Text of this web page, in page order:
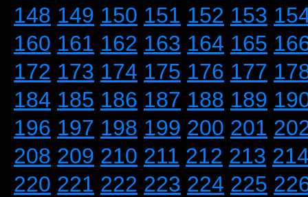
148 149 150 151 152 153
160 161 162 163 164 165
172 173 174 175 176 177
184 185 186 187 188 189
196 197 198 199 200 201
208 209 210 211 212 213
220 221 222 223 224 225